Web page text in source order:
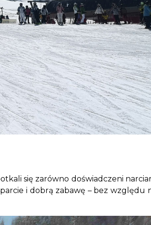
się zarówno doświadczeni
i dobrą zabawę – bez względu